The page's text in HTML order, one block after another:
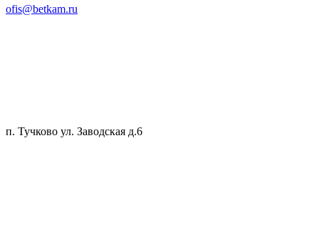
ofis@betkam.ru
п. Тучково ул. Заводская д.6